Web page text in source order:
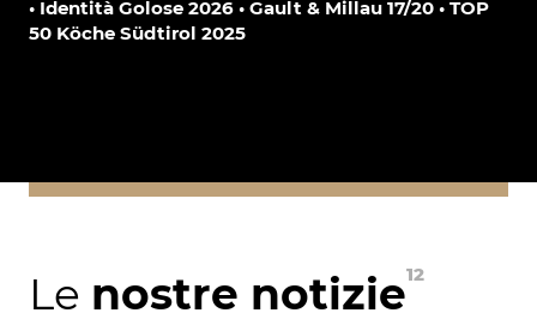
• Identità Golose 2026 • Gault & Millau 17/20 • TOP
50 Köche Südtirol 2025
Le nostre notizie12